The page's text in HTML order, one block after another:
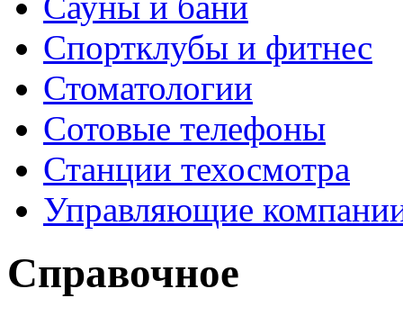
Спортклубы и фитнес
Стоматологии
Сотовые телефоны
Станции техосмотра
Управляющие
Справочное